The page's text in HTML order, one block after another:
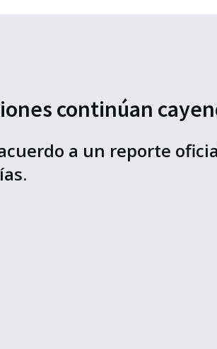
continúan
a un reporte